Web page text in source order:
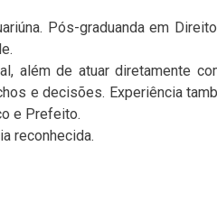
Pós-graduanda em
além de atuar diretamente
e decisões. Experiência
e Prefeito.
reconhecida.